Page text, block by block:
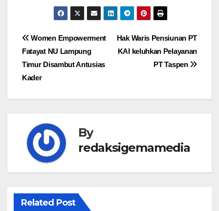
Navigasi
pos
Hak Waris Pensiunan PT
KAI keluhkan Pelayanan
PT Taspen
Women Empowerment
Fatayat NU Lampung
Timur Disambut Antusias
Kader
By
redaksigemamedia
Related Post